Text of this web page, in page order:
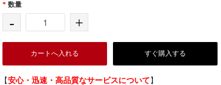
* 数量
- +
カートへ入れる すぐ購入する
【安心・迅速・高品質なサービスについて 】